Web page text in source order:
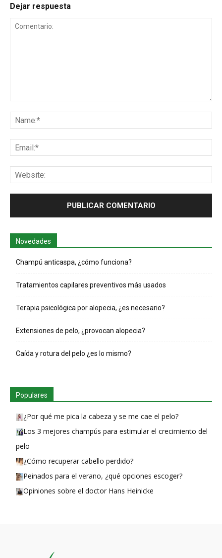
Dejar respuesta
Novedades
Champú anticaspa, ¿cómo funciona?
Tratamientos capilares preventivos más usados
Terapia psicológica por alopecia, ¿es necesario?
Extensiones de pelo, ¿provocan alopecia?
Caída y rotura del pelo ¿es lo mismo?
Populares
¿Por qué me pica la cabeza y se me cae el pelo?
Los 3 mejores champús para estimular el crecimiento del
pelo
¿Cómo recuperar cabello perdido?
Peinados para el verano, ¿qué opciones escoger?
Opiniones sobre el doctor Hans Heinicke